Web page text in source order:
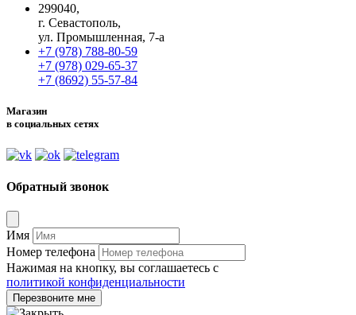
299040,
г. Севастополь,
ул. Промышленная, 7-а
+7 (978) 788-80-59
+7 (978) 029-65-37
+7 (8692) 55-57-84
Магазин
в социальных сетях
Обратный звонок
Имя
Номер телефона
Нажимая на кнопку, вы соглашаетесь с
политикой конфиденциальности
Перезвоните мне